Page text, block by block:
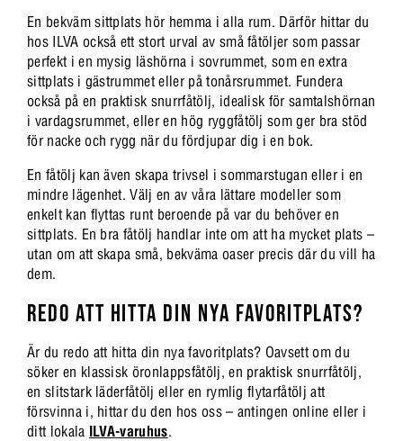
En bekväm sittplats hör hemma i alla rum. Därför hittar du
hos ILVA också ett stort urval av små fåtöljer som passar
perfekt i en mysig läshörna i sovrummet, som en extra
sittplats i gästrummet eller på tonårsrummet. Fundera
också på en praktisk snurrfåtölj, idealisk för samtalshörnan
i vardagsrummet, eller en hög ryggfåtölj som ger bra stöd
för nacke och rygg när du fördjupar dig i en bok.
En fåtölj kan även skapa trivsel i sommarstugan eller i en
mindre lägenhet. Välj en av våra lättare modeller som
enkelt kan flyttas runt beroende på var du behöver en
sittplats. En bra fåtölj handlar inte om att ha mycket plats –
utan om att skapa små, bekväma oaser precis där du vill ha
dem.
REDO ATT HITTA DIN NYA FAVORITPLATS?
Är du redo att hitta din nya favoritplats? Oavsett om du
söker en klassisk öronlappsfåtölj, en praktisk snurrfåtölj,
en slitstark läderfåtölj eller en rymlig flytarfåtölj att
försvinna i, hittar du den hos oss – antingen online eller i
ditt lokala ILVA-varuhus.